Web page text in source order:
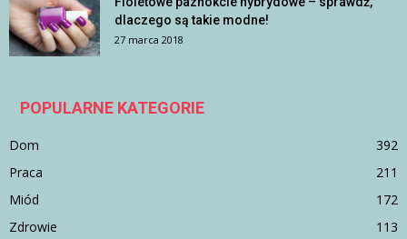
dlaczego są takie modne!
27 marca 2018
POPULARNE KATEGORIE
Dom
392
Praca
211
Miód
172
Zdrowie
113